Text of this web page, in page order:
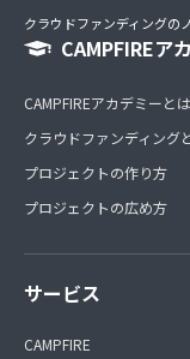
クラウドファンディングの
CAMPFIREア
CAMPFIREアカデミーとは
クラウドファンディング
プロジェクトの作り方
プロジェクトの広め方
サービス
CAMPFIRE